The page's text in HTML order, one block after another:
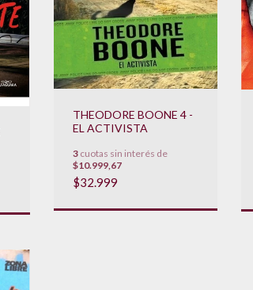
THEODORE BOONE 4 -
EL ACTIVISTA
3cuotas sin interés de
$10.999,67
$32.999